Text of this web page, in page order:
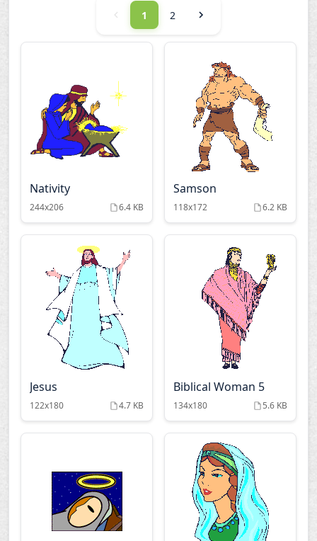
1 2
Nativity
244x206 6.4 KB
Samson
118x172 6.2 KB
Jesus
122x180 4.7 KB
Biblical Woman 5
134x180 5.6 KB